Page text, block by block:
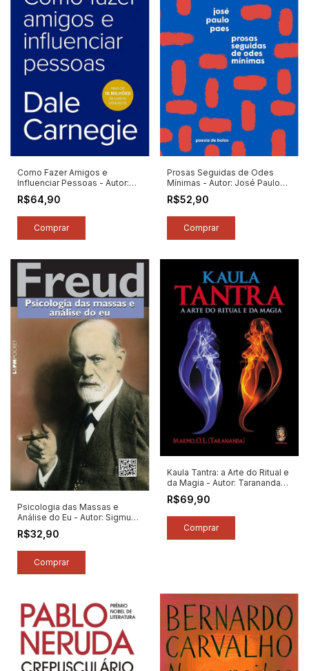
Como Fazer Amigos e
Influenciar Pessoas - Autor:
Dale Carnegie (2025) [novo]
R$64,90
Prosas Seguidas de Odes
Mínimas - Autor: José Paulo
Paes (2025) [novo]
R$52,90
Psicologia das Massas e
Análise do Eu - Autor: Sigmund
Freud (2025) [novo]
R$32,90
Kaula Tantra: a Arte do Ritual e
da Magia - Autor: Tarananda
Sati (2025) [novo]
R$69,90